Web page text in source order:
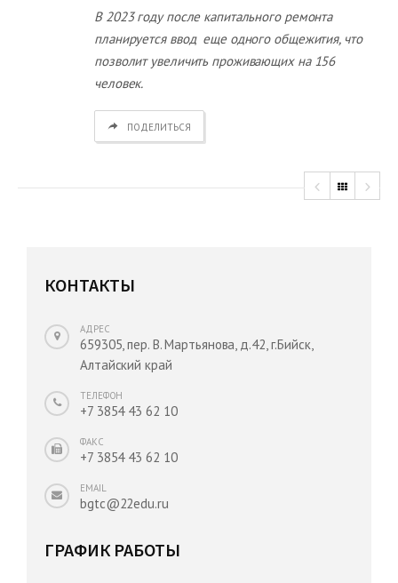
В 2023 году после капитального ремонта
планируется ввод еще одного общежития, что
позволит увеличить проживающих на 156
человек.
ПОДЕЛИТЬСЯ
КОНТАКТЫ
АДРЕС
659305, пер. В. Мартьянова, д.42, г.Бийск,
Алтайский край
ТЕЛЕФОН
+7 3854 43 62 10
ФАКС
+7 3854 43 62 10
EMAIL
bgtc@22edu.ru
ГРАФИК РАБОТЫ